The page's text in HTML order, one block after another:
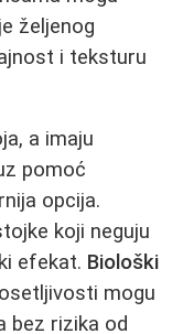
željenog
i teksturu
a imaju
pomoć
opcija.
koji neguju
efekat. Biološki
mogu
bez rizika od